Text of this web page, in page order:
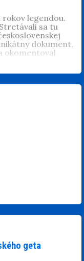
legendou.
sa tu
dokument,
okomentoval
geta